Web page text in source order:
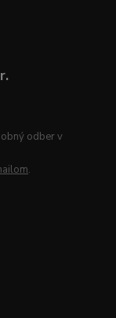
odber v
.